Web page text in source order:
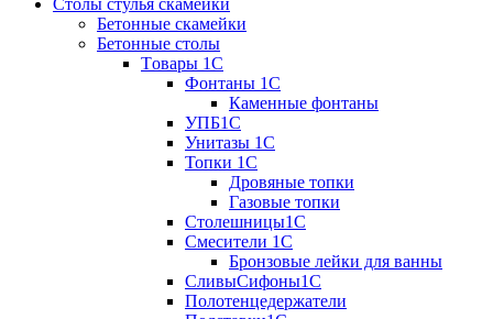
Столы стулья скамейки
Бетонные скамейки
Бетонные столы
Tовары 1C
Фонтаны 1C
Каменные фонтаны
УПБ1С
Унитазы 1С
Топки 1С
Дровяные топки
Газовые топки
Столешницы1С
Смесители 1С
Бронзовые лейки для ванны
СливыСифоны1С
Полотенцедержатели